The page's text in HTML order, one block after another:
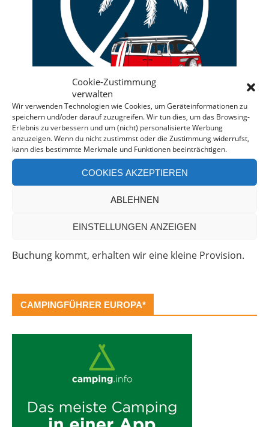
Cookie-Zustimmung
verwalten
Wir verwenden Technologien wie Cookies, um Geräteinformationen zu
speichern und/oder darauf zuzugreifen. Wir tun dies, um das Browsing-
Erlebnis zu verbessern und um (nicht) personalisierte Werbung
anzuzeigen. Wenn du nicht zustimmst oder die Zustimmung widerrufst,
kann dies bestimmte Merkmale und Funktionen beeinträchtigen.
COOKIES AKZEPTIEREN
ABLEHNEN
EINSTELLUNGEN ANZEIGEN
Deine individuelle Beratung bei der Campermiete
in Deutschland und Europa.
Bei einer Anfrage über diesen Banner erhältst Du
Rabatt! *
Offenlegung: Die Anfrage bei der Camper Oase ist
Buchung kommt, erhalten wir eine kleine Provision.
CAMPINGFÜHRER EUROPA*